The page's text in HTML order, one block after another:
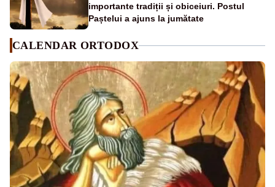
importante tradiții și obiceiuri. Postul
Paștelui a ajuns la jumătate
CALENDAR ORTODOX